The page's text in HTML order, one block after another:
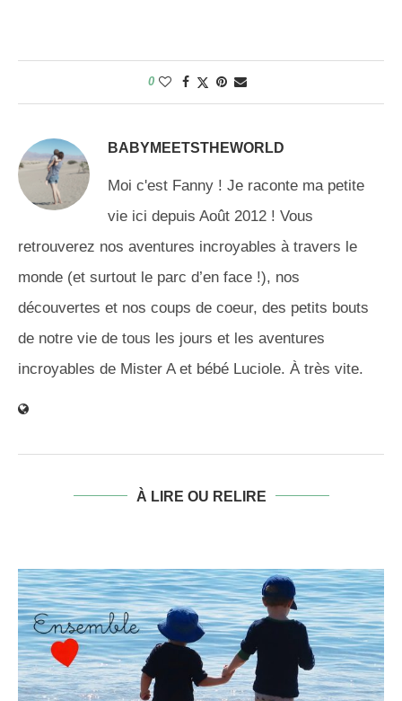
0
BABYMEETSTHEWORLD
Moi c'est Fanny ! Je raconte ma petite
vie ici depuis Août 2012 ! Vous
retrouverez nos aventures incroyables à travers le
monde (et surtout le parc d’en face !), nos
découvertes et nos coups de coeur, des petits bouts
de notre vie de tous les jours et les aventures
incroyables de Mister A et bébé Luciole. À très vite.
À LIRE OU RELIRE